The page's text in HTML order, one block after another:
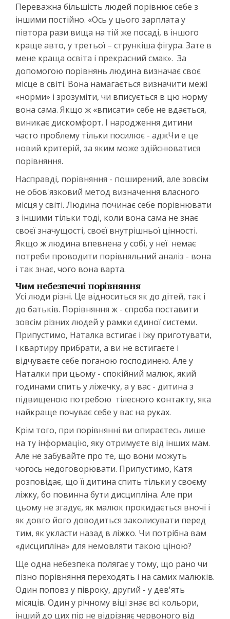
Переважна більшість людей порівнює себе з
іншими постійно. «Ось у цього зарплата у
півтора рази вища на тій же посаді, в іншого
краще авто, у третьої – стрункіша фігура. Зате в
мене краща освіта і прекрасний смак». За
допомогою порівнянь людина визначає своє
місце в світі. Вона намагається визначити межі
«норми» і зрозуміти, чи вписується в цю норму
вона сама. Якщо ж «вписати» себе не вдається,
виникає дискомфорт. І народження дитини
часто проблему тільки посилює - аджЧи е це
новий критерій, за яким може здійснюватися
порівняння.
Насправді, порівняння - поширений, але зовсім
не обов'язковий метод визначення власного
місця у світі. Людина починає себе порівнювати
з іншими тільки тоді, коли вона сама не знає
своєї значущості, своєї внутрішньої цінності.
Якщо ж людина впевнена у собі, у неї немає
потреби проводити порівняльний аналіз - вона
і так знає, чого вона варта.
Чим небезпечні порівняння
Усі люди різні. Це відноситься як до дітей, так і
до батьків. Порівняння ж - спроба поставити
зовсім різних людей у рамки єдиної системи.
Припустимо, Наталка встигає і їжу приготувати,
і квартиру прибрати, а ви не встигаєте і
відчуваєте себе поганою господинею. Але у
Наталки при цьому - спокійний малюк, який
годинами спить у ліжечку, а у вас - дитина з
підвищеною потребою тілесного контакту, яка
найкраще почуває себе у вас на руках.
Крім того, при порівнянні ви опираєтесь лише
на ту інформацію, яку отримуєте від інших мам.
Але не забувайте про те, що вони можуть
чогось недоговорювати. Припустимо, Катя
розповідає, що її дитина спить тільки у своєму
ліжку, бо повинна бути дисципліна. Але при
цьому не згадує, як малюк прокидається вночі і
як довго його доводиться заколисувати перед
тим, як укласти назад в ліжко. Чи потрібна вам
«дисципліна» для немовляти такою ціною?
Ще одна небезпека полягає у тому, що рано чи
пізно порівняння переходять і на самих малюків.
Один поповз у півроку, другий - у дев'ять
місяців. Один у річному віці знає всі кольори,
інший до цих пір не відрізняє червоного від